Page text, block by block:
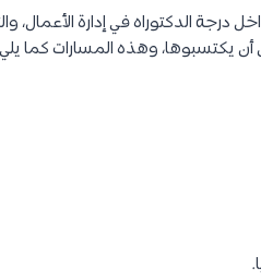
درجة الدكتوراه في إدارة
أن يكتسبوها، وهذه المسارات كما